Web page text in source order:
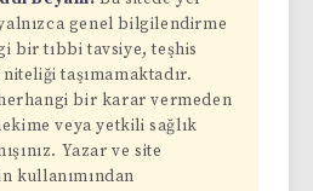
genel bilgilendirme
bir tıbbi tavsiye, teşhis
taşımamaktadır.
herhangi bir karar vermeden
veya yetkili sağlık
Yazar ve site
kullanımından